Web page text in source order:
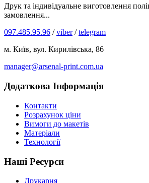
Друк та індивідуальне виготовлення
замовлення...
097.485.95.96 /viber/telegram
м. Київ, вул. Кирилівська, 86
manager@arsenal-print.com.ua
Додаткова Інформація
Контакти
Розрахунок ціни
Вимоги до макетів
Матеріали
Технології
Наші Ресурси
Друкарня